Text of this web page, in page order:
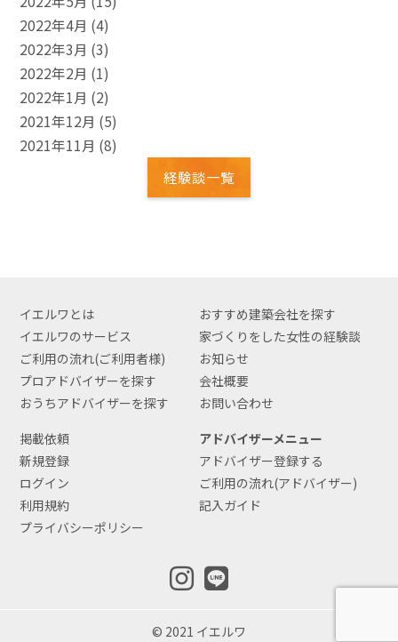
2022年4月 (4)
2022年3月 (3)
2022年2月 (1)
2022年1月 (2)
2021年12月 (5)
2021年11月 (8)
経験談一覧
イエルワとは
イエルワのサービス
ご利用の流れ(ご利用者様)
プロアドバイザーを探す
おうちアドバイザーを探す
おすすめ建築会社を探す
家づくりをした女性の経験談
お知らせ
会社概要
お問い合わせ
掲載依頼
新規登録
ログイン
利用規約
プライバシーポリシー
アドバイザーメニュー
アドバイザー登録する
ご利用の流れ(アドバイザー)
記入ガイド
© 2021 イエルワ